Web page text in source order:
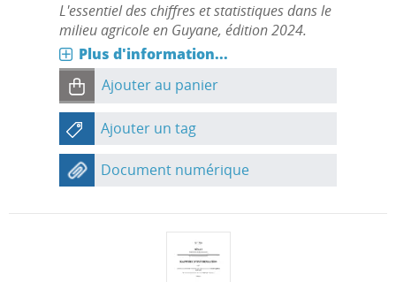
L'essentiel des chiffres et statistiques dans le
milieu agricole en Guyane, édition 2024.
Plus d'information...
Ajouter au panier
Ajouter un tag
Document numérique